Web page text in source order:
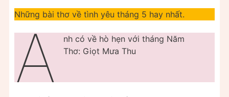
Những bài thơ về tình yêu tháng 5 hay nhất.
A
nh có về hò hẹn với tháng Năm
Thơ: Giọt Mưa Thu